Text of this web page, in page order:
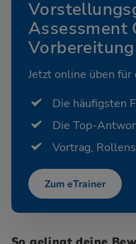
Assessment
Vorbereitung
Jetzt online üben für
Die häufigsten
Die Top-
Vortrag,
Zum eTrainer